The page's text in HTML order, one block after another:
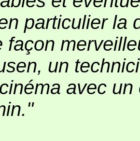
particulier la
façon
un
avec